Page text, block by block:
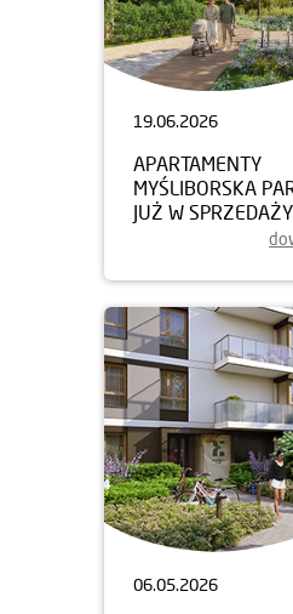
19.06.2026
APARTAMENTY
MYŚLIBORSKA
JUŻ W SPRZEDAŻY
06.05.2026